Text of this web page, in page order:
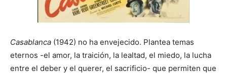
Casablanca (1942) no ha envejecido. Plantea temas
eternos -el amor, la traición, la lealtad, el miedo, la lucha
entre el deber y el querer, el sacrificio- que permiten que